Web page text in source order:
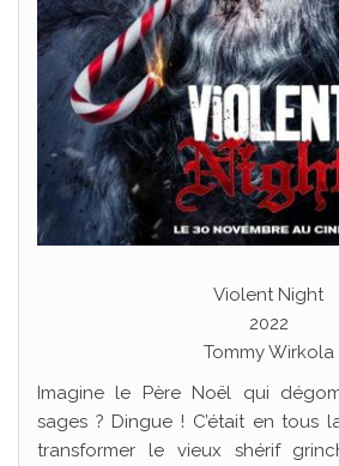
Violent Night
2022
Tommy Wirkola
Imagine le Père Noël qui
sages ? Dingue ! C’était en tous
transformer le vieux shérif